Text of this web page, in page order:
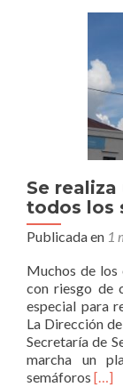
Se
todos los
Publicada en 1
Muchos de los
con riesgo de
especial para
La Dirección
Secretaría de
marcha un
semáforos Leer
[…]